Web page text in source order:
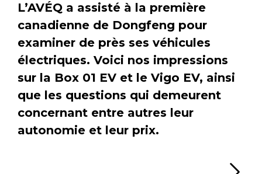
L’AVÉQ a assisté à la première
canadienne de Dongfeng pour
examiner de près ses véhicules
électriques. Voici nos impressions
sur la Box 01 EV et le Vigo EV, ainsi
que les questions qui demeurent
concernant entre autres leur
autonomie et leur prix.